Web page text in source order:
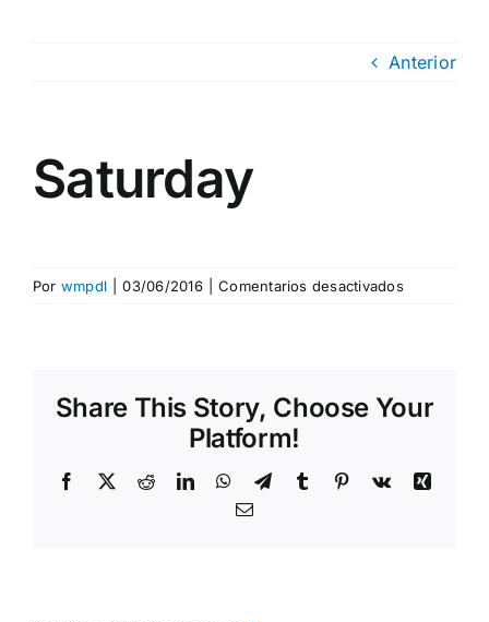
Anterior
Saturday
Por wmpdl 03/06/2016 Comentarios desactivadosen
Share This Story, Choose Your
Platform!
Facebook
X RedditLinkedInWhatsApp
TelegramTumblr Pinterest
Vk
Xing
Correo